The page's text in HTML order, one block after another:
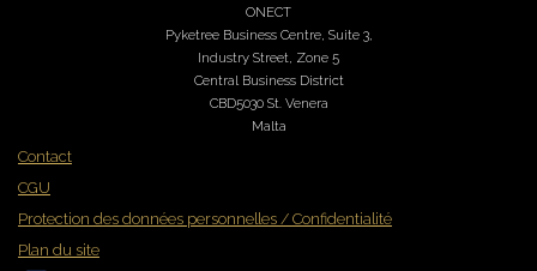
ONECT
Pyketree Business Centre, Suite 3,
Industry Street, Zone 5
Central Business District
CBD5030 St. Venera
Malta
Contact
CGU
Protection des données personnelles / Confidentialité
Plan du site